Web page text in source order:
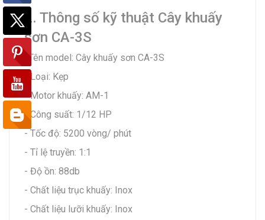
2. Thông số kỹ thuật Cây khuấy
sơn CA-3S
Tên model: Cây khuấy sơn CA-3S
- Loại: Kẹp
- Motor khuấy: AM-1
- Công suất: 1/12 HP
- Tốc độ: 5200 vòng/ phút
- Tỉ lệ truyền: 1:1
- Độ ồn: 88db
- Chất liệu trục khuấy: Inox
- Chất liệu lưỡi khuấy: Inox